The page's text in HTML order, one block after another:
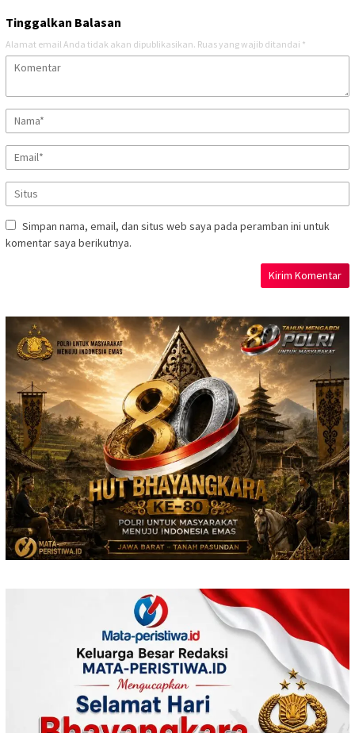
Tinggalkan Balasan
Alamat email Anda tidak akan dipublikasikan. Ruas yang wajib ditandai *
Simpan nama, email, dan situs web saya pada peramban ini untuk
komentar saya berikutnya.